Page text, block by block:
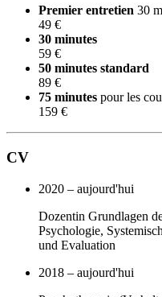
Premier entretien 30
49 €
30 minutes
59 €
50 minutes standard
89 €
75 minutes pour les
159 €
CV
2020 – aujourd'hui
Dozentin Grundlagen
Psychologie,
und Evaluation
2018 – aujourd'hui